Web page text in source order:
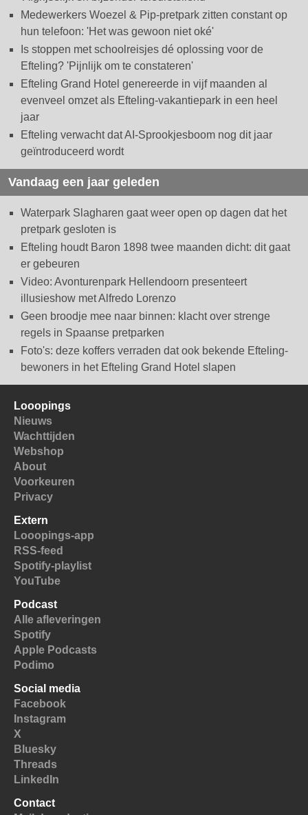
Medewerkers Woezel & Pip-pretpark zitten constant op
hun telefoon: 'Het was gewoon niet oké'
Is stoppen met schoolreisjes dé oplossing voor de
Efteling? 'Pijnlijk om te constateren'
Efteling Grand Hotel genereerde in vijf maanden al
evenveel omzet als Efteling-vakantiepark in een heel
jaar
Efteling verwacht dat AI-Sprookjesboom nog dit jaar
geïntroduceerd wordt
Vandaag een jaar geleden
Waterpark Slagharen gaat weer open op dagen dat het
pretpark gesloten is
Efteling houdt Baron 1898 twee maanden dicht: dit gaat
er gebeuren
Video: Avonturenpark Hellendoorn presenteert
illusieshow met Alfredo Lorenzo
Geen broodje mee naar binnen: klacht over strenge
regels in Spaanse pretparken
Foto's: deze koffers verraden dat ook bekende Efteling-
bewoners in het Efteling Grand Hotel slapen
Looopings
Nieuws
Wachttijden
Webshop
About
Voorkeuren
Privacy
Extern
Looopings-app
RSS-feed
Spotify-playlist
YouTube
Podcast
Alle afleveringen
Spotify
Apple Podcasts
Podimo
Social media
Facebook
Instagram
X
Bluesky
Threads
LinkedIn
Contact